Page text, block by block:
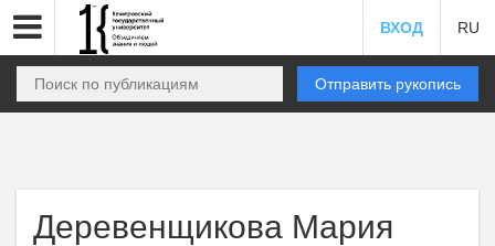
ВХОД RU
Отправить рукопись
Деревенщикова Мария